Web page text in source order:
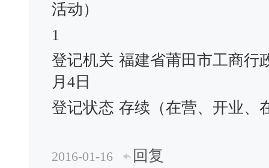
活动）
1
登记机关 福建省莆田市工商行
月4日
登记状态 存续（在营、开业、
2016-01-16 回复